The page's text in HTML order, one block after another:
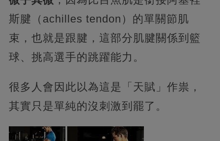
斯腱（achilles tendon）的單關節肌
束，也就是跟腱，這部分肌腱關係到籃
球、挑高選手的跳躍能力。
很多人會因此以為這是「天賦」作祟，
其實只是單純的沒刺激到罷了。